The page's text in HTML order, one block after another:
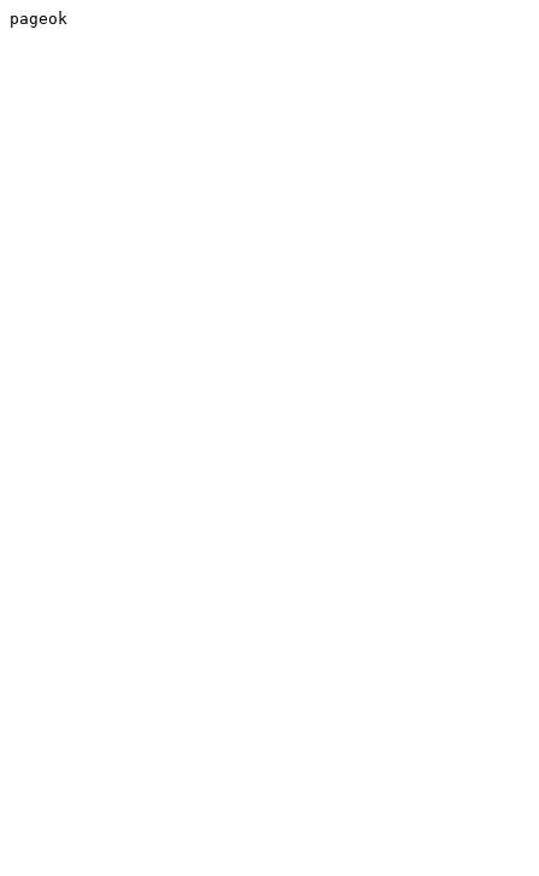
pageok